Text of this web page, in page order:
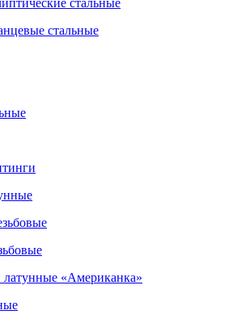
стальные
«Американка»